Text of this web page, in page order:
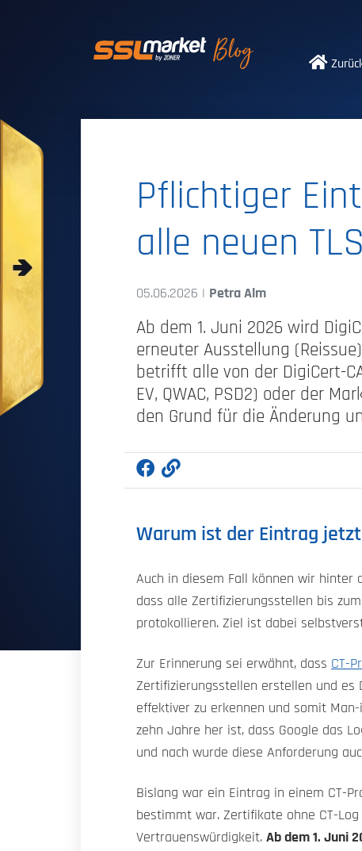
Pflichtiger
alle neuen
05.06.2026 | Petra Alm
Ab dem 1. Juni 2026 wird
erneuter Ausstellung
betrifft alle von der DigiCert-
EV, QWAC, PSD2) oder der
den Grund für die Änderung
Warum ist der Eintrag
Auch in diesem Fall können wir hinter
dass alle Zertifizierungsstellen bis
protokollieren. Ziel ist dabei
Zur Erinnerung sei erwähnt, dass CT-
Zertifizierungsstellen erstellen und es
effektiver zu erkennen und somit
zehn Jahre her ist, dass Google das
und nach wurde diese Anforderung
Bislang war ein Eintrag in einem CT-
bestimmt war. Zertifikate ohne CT-
Vertrauenswürdigkeit. Ab dem 1. Juni